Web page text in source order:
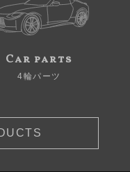
Car parts
4輪パーツ